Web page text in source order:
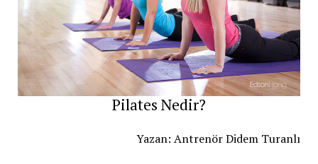
Pilates Nedir?
Yazan: Antrenör Didem Turanlı